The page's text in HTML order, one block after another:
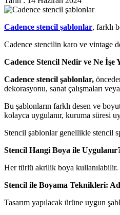
Cadence stencil şablonlar, farklı
Cadence stencilin karo ve vintage
Cadence Stencil Nedir ve Ne İşe
Cadence stencil şablonlar,
dekorasyonu, sanat çalışmaları
Bu şablonların farklı desen ve
kolayca uygulanır, kuruma süresi
Stencil şablonlar genellikle stencil
Stencil Hangi Boya ile
Her türlü akrilik boya
Stencil ile Boyama Teknikleri:
Tasarım yapılacak ürüne uygun